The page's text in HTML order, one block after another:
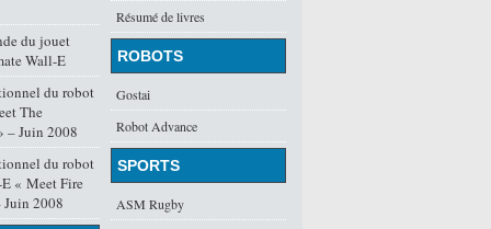
Résumé de livres
ROBOTS
Gostai
Robot Advance
SPORTS
ASM Rugby
du jouet
Wall-E
du robot
The
– Juin 2008
du robot
« Meet Fire
2008